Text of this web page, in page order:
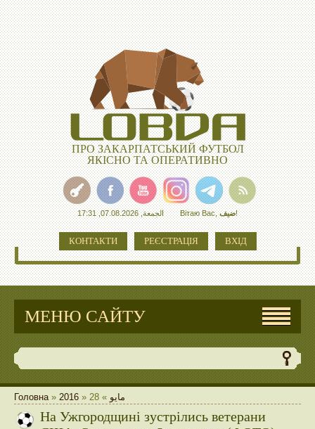
ПРО ЗАКАРПАТСЬКИЙ ФУТБОЛ
ЯКІСНО ТА ОПЕРАТИВНО
الجمعة, 07.08.2026, 17:31 Вітаю Вас,ضيف!
КОНТАКТИ РЕЄСТРАЦІЯ ВХІД
МЕНЮ САЙТУ
Головна» 2016 » مايو »
28
На Ужгородщині зустрілись ветерани